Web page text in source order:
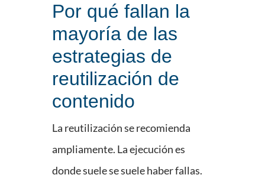
Por qué fallan la
mayoría de las
estrategias de
reutilización de
contenido
La reutilización se recomienda
ampliamente. La ejecución es
donde suele se suele haber fallas.